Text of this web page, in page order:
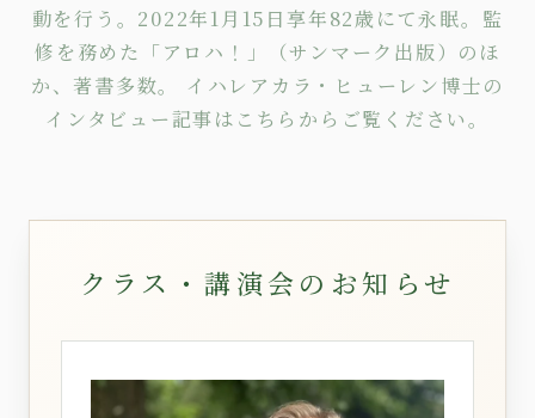
動を行う。2022年1月15日享年82歳にて永眠。監
修を務めた 「アロハ！」
（サンマーク出版）のほ
か、著書多数。 イハレアカラ・ヒューレン博士の
インタビュー記事は こちら からご覧ください。
クラス・講演会のお知らせ